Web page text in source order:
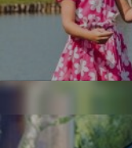
УЗНАТЬ БОЛЬШЕ